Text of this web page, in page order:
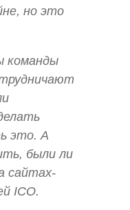
но это
команды
это. А
были ли
сайтах-
ICO.